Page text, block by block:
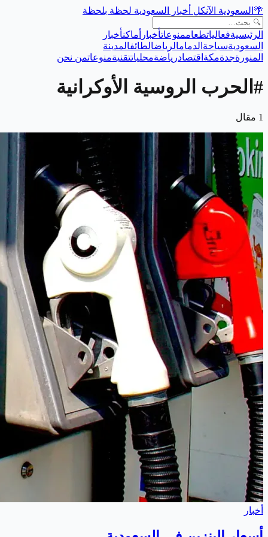
🌴 السعودية الآنكل أخبار السعودية لحظة بلحظة
الرئيسيةفعالياتطعاممنوعاتأخبار أماكنأخبار
السعوديةسياحة الدمامالرياضالطائفالمدينة
المنورةجدةمكة اقتصادرياضةمحلياتتقنيةمنوعاتمن نحن
# الحرب الروسية الأوكرانية
1 مقال
أخبار